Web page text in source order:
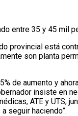
entre 35 y 45 mil
provincial está
son planta
de aumento y
insiste en
ATE y UTS,
seguir haciendo”.